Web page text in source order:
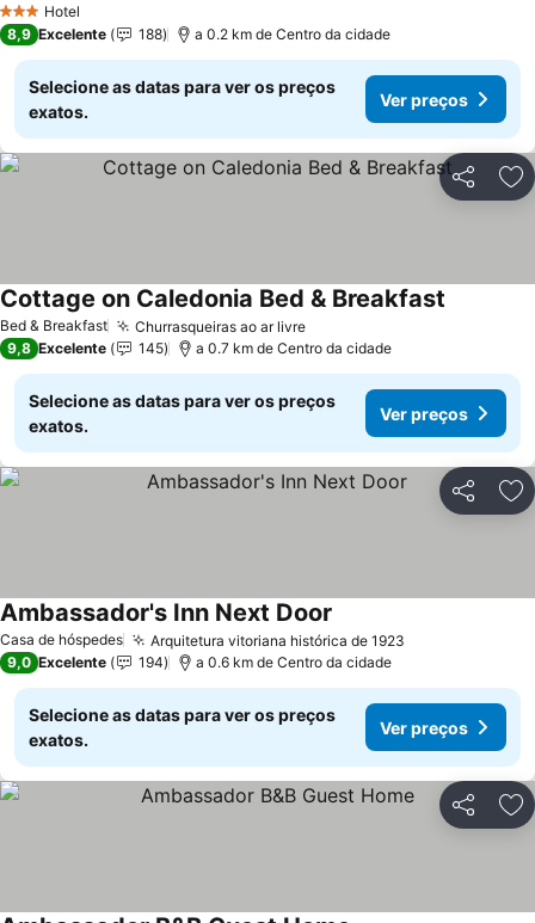
3 EstrelasHotel
8,9 Excelente 188 a 0.2 km de Centro da cidade
Selecione as datas para ver os preços
exatos.
Ver preços
Partilhar
Bed & Breakfast Churrasqueiras ao ar livre
Cottage on Caledonia Bed & Breakfast
9,8 Excelente 145 a 0.7 km de Centro da cidade
Selecione as datas para ver os preços
exatos.
Ver preços
Partilhar
Casa de hóspedes Arquitetura vitoriana histórica de 1923
Ambassador's Inn Next Door
9,0 Excelente 194 a 0.6 km de Centro da cidade
Selecione as datas para ver os preços
exatos.
Ver preços
Partilhar